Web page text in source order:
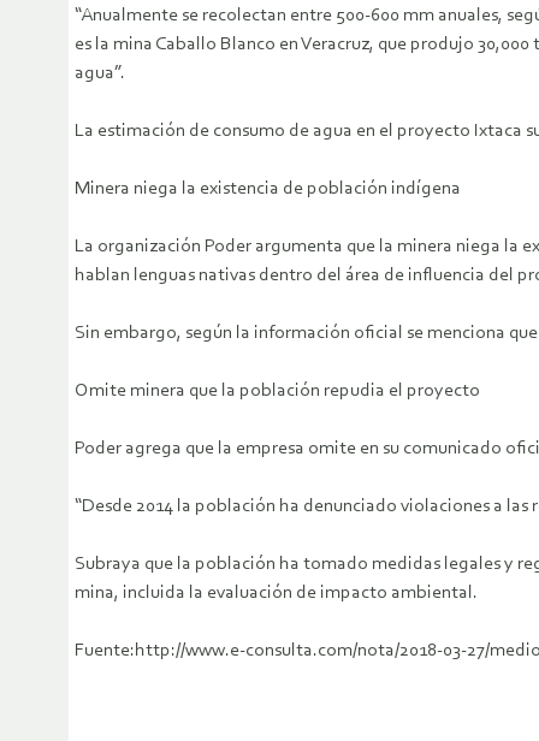
“Anualmente se recolectan entre 500-600 mm anuales,
es la mina Caballo Blanco en Veracruz, que produjo
agua”.
La estimación de consumo de agua en el proyecto Ixtaca
Minera niega la existencia de población indígena
La organización Poder argumenta que la minera niega la
hablan lenguas nativas dentro del área de influencia del
Sin embargo, según la información oficial se menciona
Omite minera que la población repudia el proyecto
Poder agrega que la empresa omite en su comunicado
“Desde 2014 la población ha denunciado violaciones a
Subraya que la población ha tomado medidas legales y
mina, incluida la evaluación de impacto ambiental.
Fuente:http://www.e-consulta.com/nota/2018-03-27/